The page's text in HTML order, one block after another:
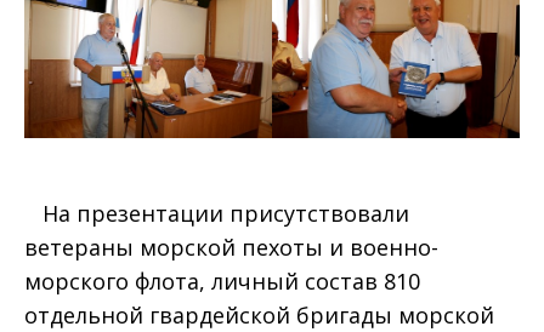
На презентации присутствовали
ветераны морской пехоты и военно-
морского флота, личный состав 810
отдельной гвардейской бригады морской